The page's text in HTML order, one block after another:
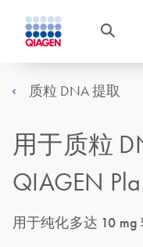
质粒 DNA 提取
用于质粒
QIAGEN
用于纯化多达 10